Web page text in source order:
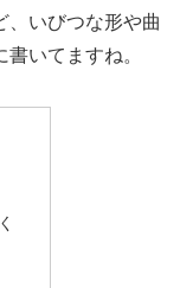
、いびつな形や曲
いてますね。